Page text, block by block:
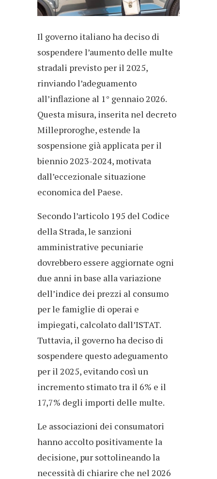
Il governo italiano ha deciso di
sospendere l’aumento delle multe
stradali previsto per il 2025,
rinviando l’adeguamento
all’inflazione al 1° gennaio 2026.
Questa misura, inserita nel decreto
Milleproroghe, estende la
sospensione già applicata per il
biennio 2023-2024, motivata
dall’eccezionale situazione
economica del Paese.
Secondo l’articolo 195 del Codice
della Strada, le sanzioni
amministrative pecuniarie
dovrebbero essere aggiornate ogni
due anni in base alla variazione
dell’indice dei prezzi al consumo
per le famiglie di operai e
impiegati, calcolato dall’ISTAT.
Tuttavia, il governo ha deciso di
sospendere questo adeguamento
per il 2025, evitando così un
incremento stimato tra il 6% e il
17,7% degli importi delle multe.
Le associazioni dei consumatori
hanno accolto positivamente la
decisione, pur sottolineando la
necessità di chiarire che nel 2026